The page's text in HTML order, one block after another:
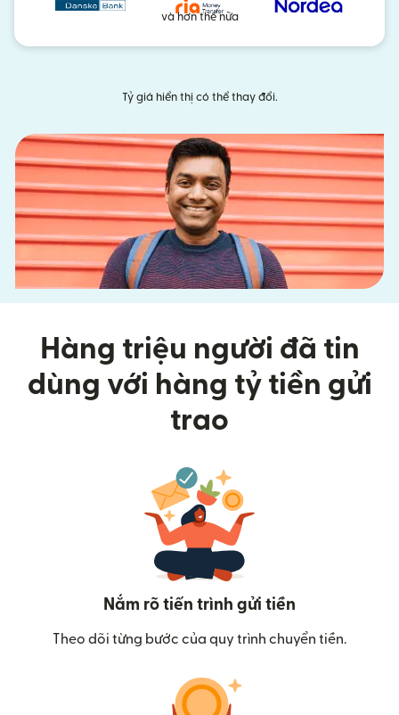
và hơn thế nữa
Tỷ giá hiển thị có thể thay đổi.
Hàng triệu người đã tin
dùng với hàng tỷ tiền gửi
trao
Nắm rõ tiến trình gửi tiền
Theo dõi từng bước của quy trình chuyển tiền.